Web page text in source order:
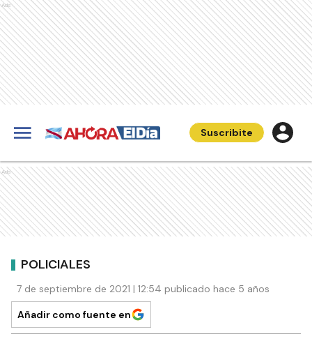
Ads
Suscribite
Ads
POLICIALES
7 de septiembre de 2021 | 12:54 publicado hace 5 años
Añadir como fuente en